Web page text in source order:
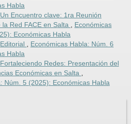
Habla
Un Encuentro clave: 1ra Reunión
Red FACE en Salta
Económicas
Económicas Habla
Editorial
Económicas Habla: Núm. 6
Habla
Fortaleciendo Redes: Presentación del
Económicas en Salta
Núm. 5 (2025): Económicas Habla